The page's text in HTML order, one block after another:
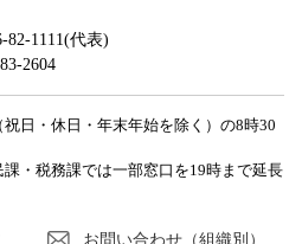
82-1111(代表)
2604
日・休日・年末年始を除く）の8時30
・税務課では一部窓口を19時まで延長
お問い合わせ（組織別）